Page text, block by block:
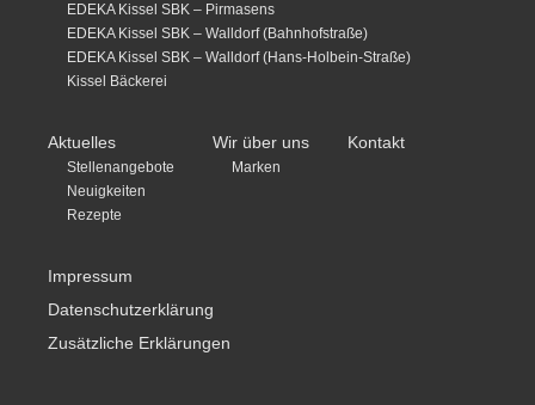
EDEKA Kissel SBK – Pirmasens
EDEKA Kissel SBK – Walldorf (Bahnhofstraße)
EDEKA Kissel SBK – Walldorf (Hans-Holbein-Straße)
Kissel Bäckerei
Aktuelles
Stellenangebote
Neuigkeiten
Rezepte
Wir über uns
Marken
Kontakt
Impressum
Datenschutzerklärung
Zusätzliche Erklärungen